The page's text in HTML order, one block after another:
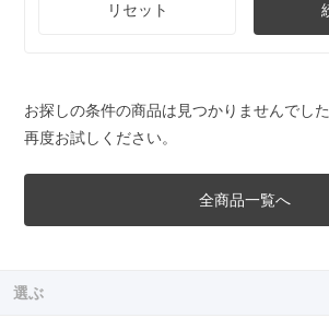
リセット
お探しの条件の商品は見つかりませんでし
再度お試しください。
全商品一覧へ
選ぶ